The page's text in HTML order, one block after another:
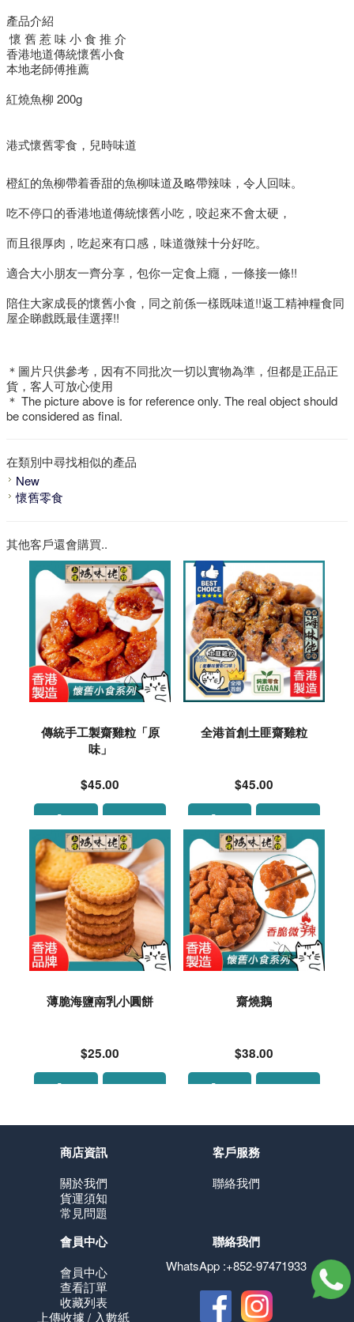
產品介紹
️️️ 懷 舊 惹 味 小 食 推 介 ️️️
香港地道傳統懷舊小食
本地老師傅推薦
紅燒魚柳 200g
港式懷舊零食，兒時味道
橙紅的魚柳帶着香甜的魚柳味道及略帶辣味，令人回味。
吃不停口的香港地道傳統懐舊小吃，咬起來不會太硬，
而且很厚肉，吃起來有口感，味道微辣十分好吃。
適合大小朋友一齊分享，包你一定食上癮，一條接一條!!
陪住大家成長的懷舊小食，同之前係一樣既味道!!返工精神糧食同
屋企睇戲既最佳選擇!!
＊圖片只供參考，因有不同批次一切以實物為準，但都是正品正
貨，客人可放心使用
＊ The picture above is for reference only. The real object should
be considered as final.
在類別中尋找相似的產品
New
懷舊零食
其他客戶還會購買..
傳統手工製齋雞粒「原
味」
$45.00
全港首創土匪齋雞粒
$45.00
薄脆海鹽南乳小圓餅
$25.00
齋燒鵝
$38.00
商店資訊
關於我們
貨運須知
常見問題
客戶服務
聯絡我們
會員中心
會員中心
查看訂單
收藏列表
上傳收據 / 入數紙
聯絡我們
WhatsApp :+852-97471933